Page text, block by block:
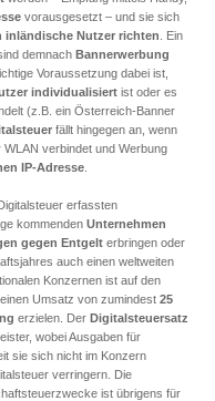
vorausgesetzt – und sie sich
inländische Nutzer richten . Ein
demnach Bannerwerbung
Voraussetzung dabei ist,
individualisiert ist oder es
(z.B. ein Österreich-Banner
fällt hingegen an, wenn
verbindet und Werbung
IP-Adresse
erfassten
kommenden Unternehmen
gegen Entgelt erbringen oder
auch einen weltweiten
Konzernen ist auf den
einen Umsatz von zumindest 25
erzielen. Der Digitalsteuersatz
wobei Ausgaben für
sie sich nicht im Konzern
verringern. Die
ist übrigens für